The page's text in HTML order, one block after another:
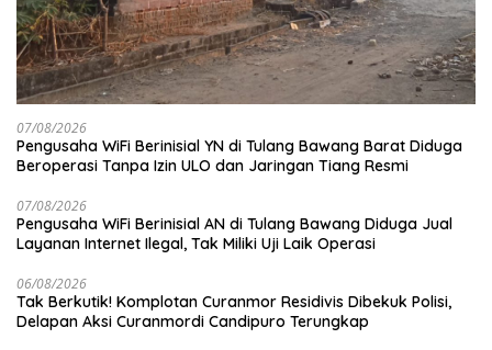
07/08/2026
Pengusaha WiFi Berinisial YN di Tulang Bawang Barat Diduga
Beroperasi Tanpa Izin ULO dan Jaringan Tiang Resmi
07/08/2026
Pengusaha WiFi Berinisial AN di Tulang Bawang Diduga Jual
Layanan Internet Ilegal, Tak Miliki Uji Laik Operasi
06/08/2026
Tak Berkutik! Komplotan Curanmor Residivis Dibekuk Polisi,
Delapan Aksi Curanmordi Candipuro Terungkap